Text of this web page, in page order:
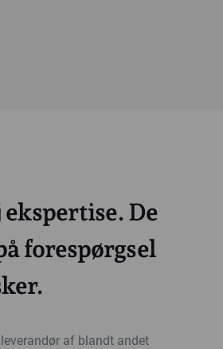
De
forespørgsel
af blandt andet